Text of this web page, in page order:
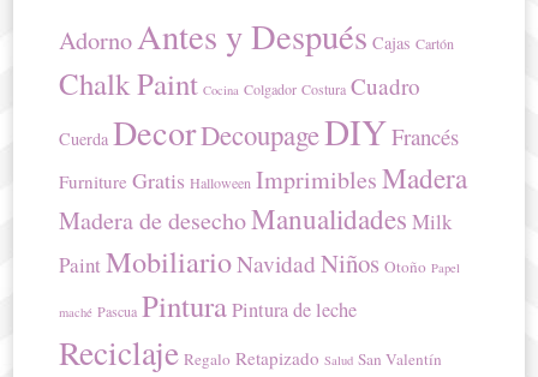
AdornoAntes y Después Cajas Cartón
Chalk Paint Cocina Colgador Costura Cuadro
Cuerda DecorDecoupageDIYFrancés
Furniture Gratis Halloween ImprimiblesMadera
Madera de desechoManualidades Milk
Paint MobiliarioNavidad Niños Otoño Papel
maché Pascua PinturaPintura de leche
Reciclaje Regalo Retapizado Salud San Valentín